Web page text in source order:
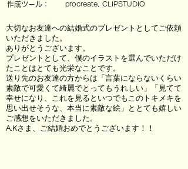
procreate, CLIPSTUDIO
作成ツール：
大切なお友達への結婚式のプレゼントとしてご依頼
いただきました。
ありがとうございます。
プレゼントとして、僕のイラストを選んでいただけ
たことはとても光栄なことです。
送り先のお友達の方からは「言葉にならないくらい
素敵で可愛くて綺麗でとってもうれしい」「見てて
幸せになり、これを見るといつでもこのトキメキを
思い出せそうな、本当に素敵な絵」ととても嬉しい
ご感想をいただきました。
A.Kさま、ご結婚おめでとうございます！！